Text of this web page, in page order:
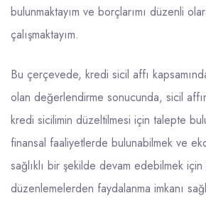
bulunmaktayım ve borçlarımı düzenli
çalışmaktayım.
Bu çerçevede, kredi sicil affı
olan değerlendirme sonucunda, sicil
kredi sicilimin düzeltilmesi için talepte
finansal faaliyetlerde bulunabilmek ve
sağlıklı bir şekilde devam edebilmek için
düzenlemelerden faydalanma imkanı